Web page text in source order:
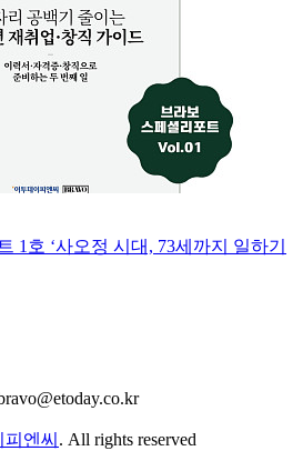
1호 ‘사오정 시대, 73세까지 일하기
엔씨 . All rights reserved